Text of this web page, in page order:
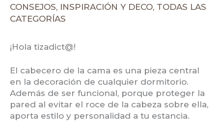
CONSEJOS, INSPIRACIÓN Y DECO, TODAS LAS
CATEGORÍAS
¡Hola tizadict@!
El cabecero de la cama es una pieza central
en la decoración de cualquier dormitorio.
Además de ser funcional, porque proteger la
pared al evitar el roce de la cabeza sobre ella,
aporta estilo y personalidad a tu estancia.